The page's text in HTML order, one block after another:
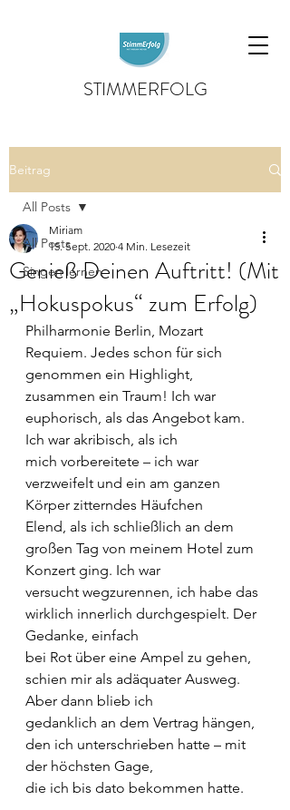
STIMMERFOLG
Beitrag
All Posts
Singen lernen
All Posts
Genieß Deinen Auftritt! (Mit
„Hokuspokus“ zum Erfolg)
Miriam
15. Sept. 2020 4 Min. Lesezeit
Philharmonie Berlin, Mozart
Requiem. Jedes schon für sich
genommen ein Highlight,
zusammen ein Traum! Ich war
euphorisch, als das Angebot kam.
Ich war akribisch, als ich
mich vorbereitete – ich war
verzweifelt und ein am ganzen
Körper zitterndes Häufchen
Elend, als ich schließlich an dem
großen Tag von meinem Hotel zum
Konzert ging. Ich war
versucht wegzurennen, ich habe das
wirklich innerlich durchgespielt. Der
Gedanke, einfach
bei Rot über eine Ampel zu gehen,
schien mir als adäquater Ausweg.
Aber dann blieb ich
gedanklich an dem Vertrag hängen,
den ich unterschrieben hatte – mit
der höchsten Gage,
die ich bis dato bekommen hatte.